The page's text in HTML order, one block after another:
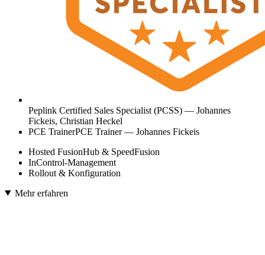
Peplink Certified Sales Specialist (PCSS) — Johannes
Fickeis, Christian Heckel
PCE TrainerPCE Trainer — Johannes Fickeis
Hosted FusionHub & SpeedFusion
InControl-Management
Rollout & Konfiguration
Mehr erfahren